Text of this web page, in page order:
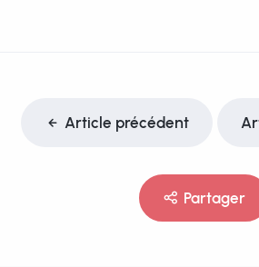
Article précédent
Partager